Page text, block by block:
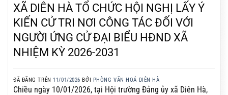
XÃ DIÊN HÀ TỔ CHỨC HỘI NGHỊ LẤY Ý
KIẾN CỬ TRI NƠI CÔNG TÁC ĐỐI VỚI
NGƯỜI ỨNG CỬ ĐẠI BIỂU HĐND XÃ
NHIỆM KỲ 2026-2031
ĐÃ ĐĂNG TRÊN11/01/2026 BỞI PHÒNG VĂN HOÁ DIÊN HÀ
Chiều ngày 10/01/2026, tại Hội trường Đảng ủy xã Diên Hà,